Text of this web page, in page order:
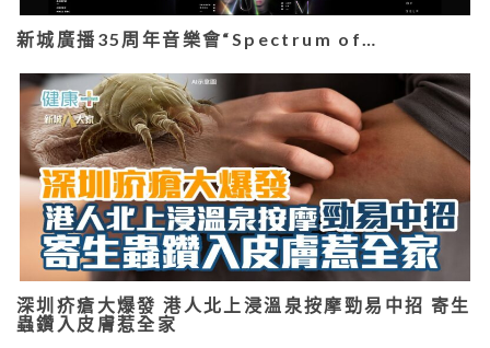
新城廣播35周年音樂會“Spectrum of…
深圳疥瘡大爆發 港人北上浸溫泉按摩勁易中招 寄生
蟲鑽入皮膚惹全家